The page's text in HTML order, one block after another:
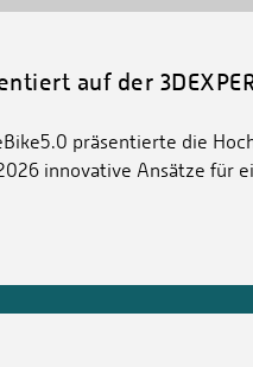
auf der
präsentierte die
2026 innovative Ansätze für